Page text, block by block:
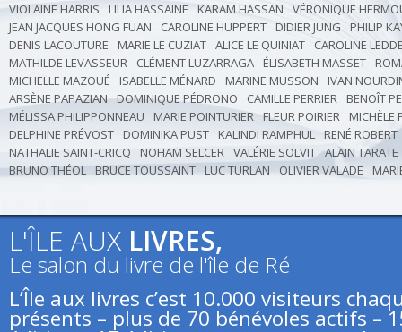
VIOLAINE HARRIS
LILIA HASSAINE KARAM HASSAN
VÉRONIQUE
JEAN JACQUES HONG FUAN
CAROLINE HUPPERT DIDIER JUNG
PHILIP
DENIS LACOUTURE
MARIE LE CUZIAT ALICE LE QUINIAT
CAROLINE
MATHILDE LEVASSEUR
CLÉMENT LUZARRAGA ÉLISABETH MASSET
MICHELLE MAZOUÉ
ISABELLE MÉNARD MARINE MUSSON
IVAN
ARSÈNE PAPAZIAN DOMINIQUE PÉDRONO CAMILLE PERRIER
BENOÎT
MÉLISSA PHILIPPONNEAU
MARIE POINTURIER FLEUR POIRIER MICHÈLE
DELPHINE PRÉVOST
DOMINIKA PUST KALINDI RAMPHUL RENÉ ROBERT
NATHALIE SAINT-CRICQ
NOHAM SELCER VALÉRIE SOLVIT ALAIN TARATE
BRUNO THÉOL BRUCE TOUSSAINT LUC TURLAN OLIVIER VALADE
L'ÎLE AUX LIVRES,
Le salon du livre de l'île de Ré
L’Île aux livres c’est 10.000 visiteurs
présents – plus de 70 bénévoles actifs –